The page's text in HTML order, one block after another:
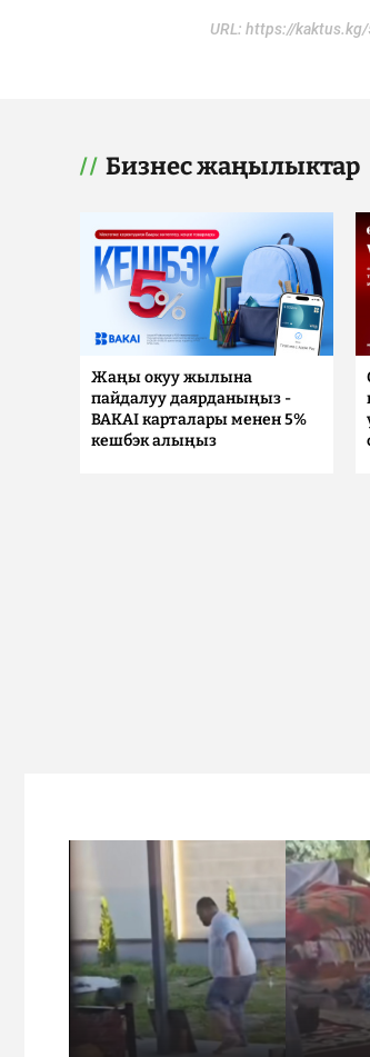
URL: https://kaktus.kg/
Бизнес жаңылыктар
Жаңы окуу жылына
пайдалуу даярданыңыз -
BAKAI карталары менен 5%
кешбэк алыңыз